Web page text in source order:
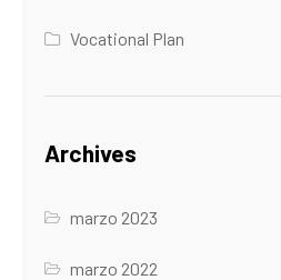
Vocational Plan
Archives
marzo 2023
marzo 2022